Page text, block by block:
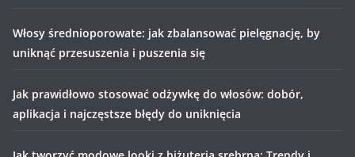
Włosy średnioporowate: jak zbalansować pielęgnację, by
uniknąć przesuszenia i puszenia się
Jak prawidłowo stosować odżywkę do włosów: dobór,
aplikacja i najczęstsze błędy do uniknięcia